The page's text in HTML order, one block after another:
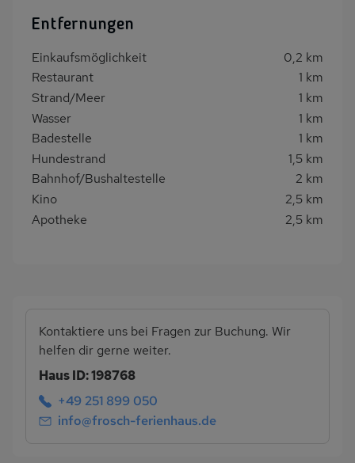
Entfernungen
Einkaufsmöglichkeit
0,2 km
Restaurant
1 km
Strand/Meer
1 km
Wasser
1 km
Badestelle
1 km
Hundestrand
1,5 km
Bahnhof/Bushaltestelle
2 km
Kino
2,5 km
Apotheke
2,5 km
Kontaktiere uns bei Fragen zur Buchung. Wir
helfen dir gerne weiter.
Haus ID: 198768
+49 251 899 050
info@frosch-ferienhaus.de